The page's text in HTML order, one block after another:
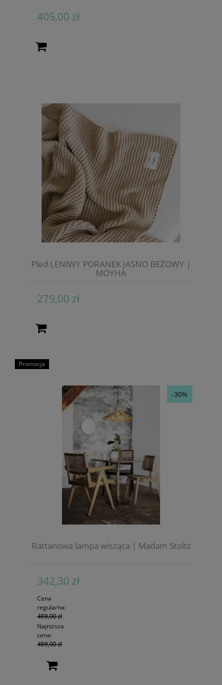
405,00 zł
Pled LENIWY PORANEK JASNO BEŻOWY |
MOYHA
279,00 zł
-30%
Rattanowa lampa wisząca | Madam Stoltz
342,30 zł
Cena
regularna:
489,00 zł
Najniższa
cena:
489,00 zł
Promocja